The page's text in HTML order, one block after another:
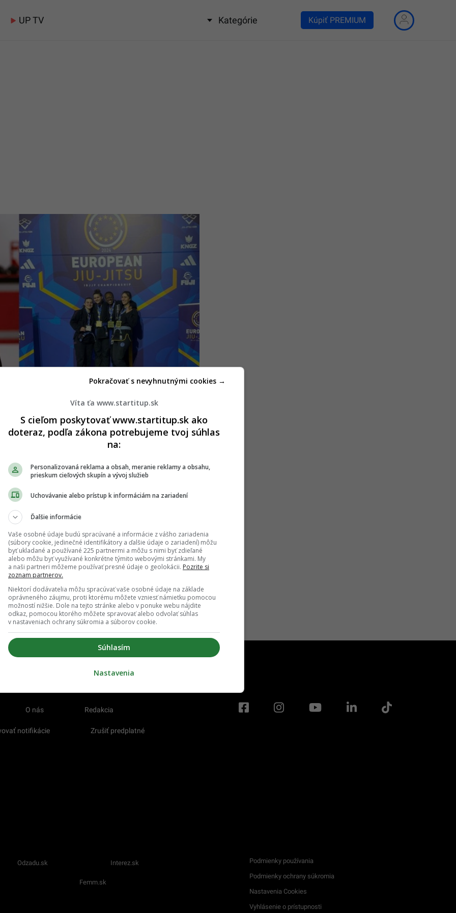
UP TV Kategórie Kúpiť PREMIUM
jitsu: „Trénujem s chalanmi, čo má svoje
jitsu ťa zbaví stresu raz a navždy. Aplikuj tieto
okamžite
amatérska MMA šampiónka pobláznila Slovensko.
je zápasenie, ale cigarety, vraví Slávka Holubjaková
O nás Redakcia
notifikácie Zrušiť predplatné
Odzadu.sk Interez.sk
Femm.sk
Podmienky používania
Podmienky ochrany súkromia
Nastavenia Cookies
Vyhlásenie o prístupnosti
Víta ťa www.startitup.sk
S cieľom poskytovať www.startitup.sk ako
doteraz, podľa zákona potrebujeme tvoj súhlas
na:
Personalizovaná reklama a obsah, meranie reklamy a obsahu,
prieskum cieľových skupín a vývoj služieb
Uchovávanie alebo prístup k informáciám na zariadení
Ďalšie informácie
Vaše osobné údaje budú spracúvané a informácie z vášho zariadenia
(súbory cookie, jedinečné identifikátory a ďalšie údaje o zariadení) môžu
byť ukladané a používané 225 partnermi a môžu s nimi byť zdieľané
alebo môžu byť využívané konkrétne týmito webovými stránkami. My
a naši partneri môžeme používať presné údaje o geolokácii. Pozrite si
zoznam partnerov.
Niektorí dodávatelia môžu spracúvať vaše osobné údaje na základe
oprávneného záujmu, proti ktorému môžete vzniesť námietku pomocou
možností nižšie. Dole na tejto stránke alebo v ponuke webu nájdite
odkaz, pomocou ktorého môžete spravovať alebo odvolať súhlas
v nastaveniach ochrany súkromia a súborov cookie.
Súhlasím
Pokračovať s nevyhnutnými cookies →
Nastavenia